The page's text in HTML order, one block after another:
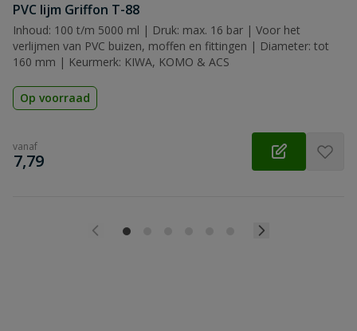
PVC lijm Griffon T-88
Inhoud: 100 t/m 5000 ml | Druk: max. 16 bar | Voor het
verlijmen van PVC buizen, moffen en fittingen | Diameter: tot
160 mm | Keurmerk: KIWA, KOMO & ACS
Op voorraad
vanaf
€
7,79